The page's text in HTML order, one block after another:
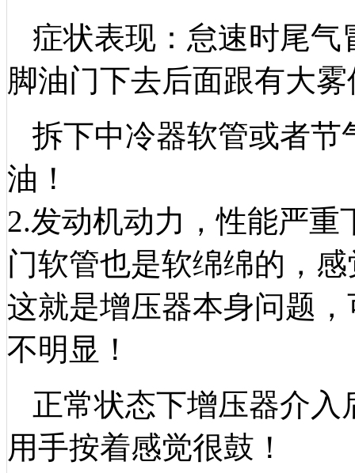
症状表现：怠速时尾
脚油门下去后面跟有大
拆下中冷器软管或者
油！
2.发动机动力，性能严重
门软管也是软绵绵的，
这就是增压器本身问题
不明显！
正常状态下增压器介
用手按着感觉很鼓！